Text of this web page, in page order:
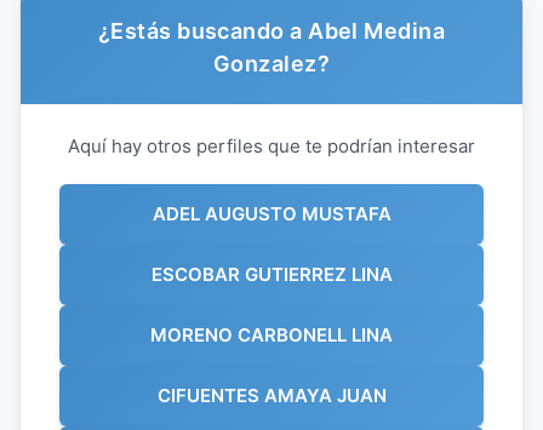
¿Estás buscando a Abel Medina
Gonzalez?
Aquí hay otros perfiles que te podrían interesar
ADEL AUGUSTO MUSTAFA
ESCOBAR GUTIERREZ LINA
MORENO CARBONELL LINA
CIFUENTES AMAYA JUAN